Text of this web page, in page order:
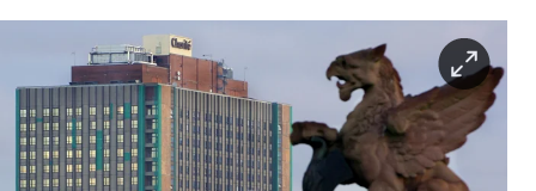
sport
berlin
nord
wahrheit